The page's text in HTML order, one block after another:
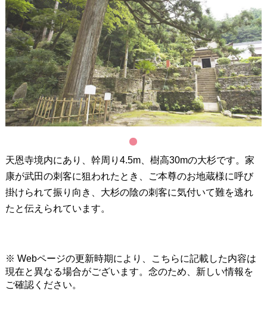
天恩寺境内にあり、幹周り4.5m、樹高30mの大杉です。家
康が武田の刺客に狙われたとき、ご本尊のお地蔵様に呼び
掛けられて振り向き、大杉の陰の刺客に気付いて難を逃れ
たと伝えられています。
※ Webページの更新時期により、こちらに記載した内容は
現在と異なる場合がございます。念のため、新しい情報を
ご確認ください。